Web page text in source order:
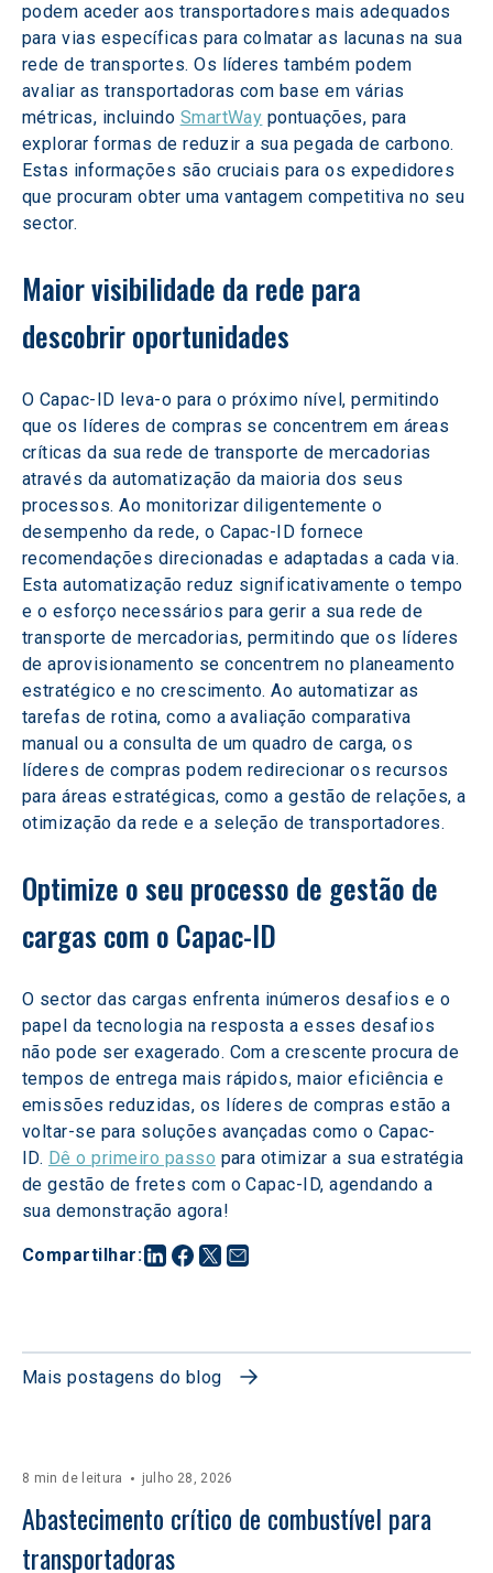
Compartilhar:
podem aceder aos transportadores mais adequados
para vias específicas para colmatar as lacunas na sua
rede de transportes. Os líderes também podem
avaliar as transportadoras com base em várias
métricas, incluindo SmartWay pontuações, para
explorar formas de reduzir a sua pegada de carbono.
Estas informações são cruciais para os expedidores
que procuram obter uma vantagem competitiva no seu
sector.
Maior visibilidade da rede para
descobrir oportunidades
O Capac-ID leva-o para o próximo nível, permitindo
que os líderes de compras se concentrem em áreas
críticas da sua rede de transporte de mercadorias
através da automatização da maioria dos seus
processos. Ao monitorizar diligentemente o
desempenho da rede, o Capac-ID fornece
recomendações direcionadas e adaptadas a cada via.
Esta automatização reduz significativamente o tempo
e o esforço necessários para gerir a sua rede de
transporte de mercadorias, permitindo que os líderes
de aprovisionamento se concentrem no planeamento
estratégico e no crescimento. Ao automatizar as
tarefas de rotina, como a avaliação comparativa
manual ou a consulta de um quadro de carga, os
líderes de compras podem redirecionar os recursos
para áreas estratégicas, como a gestão de relações, a
otimização da rede e a seleção de transportadores.
Optimize o seu processo de gestão de
cargas com o Capac-ID
O sector das cargas enfrenta inúmeros desafios e o
papel da tecnologia na resposta a esses desafios
não pode ser exagerado. Com a crescente procura de
tempos de entrega mais rápidos, maior eficiência e
emissões reduzidas, os líderes de compras estão a
voltar-se para soluções avançadas como o Capac-
ID. Dê o primeiro passo para otimizar a sua estratégia
de gestão de fretes com o Capac-ID, agendando a
sua demonstração agora!
Mais postagens do blog
8 min de leitura julho 28, 2026
Abastecimento crítico de combustível para
transportadoras